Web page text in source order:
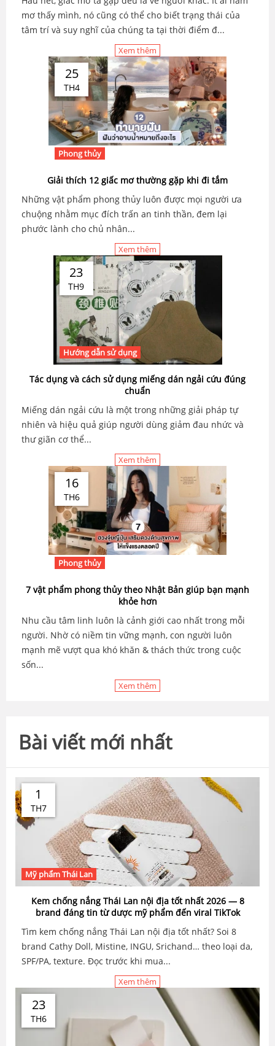
mơ thấy mình, nó cũng có thể cho biết trạng thái của
tâm trí và suy nghĩ của chúng ta tại thời điểm đ...
Xem thêm
25
TH4
Phong thủy
Giải thích 12 giấc mơ thường gặp khi đi tắm
Những vật phẩm phong thủy luôn được mọi người ưa
chuộng nhằm mục đích trấn an tinh thần, đem lại
phước lành cho chủ nhân...
Xem thêm
23
TH9
Hướng dẫn sử dụng
Tác dụng và cách sử dụng miếng dán ngải cứu đúng
chuẩn
Miếng dán ngải cứu là một trong những giải pháp tự
nhiên và hiệu quả giúp người dùng giảm đau nhức và
thư giãn cơ thể...
Xem thêm
16
TH6
Phong thủy
7 vật phẩm phong thủy theo Nhật Bản giúp bạn mạnh
khỏe hơn
Nhu cầu tâm linh luôn là cảnh giới cao nhất trong mỗi
người. Nhờ có niềm tin vững mạnh, con người luôn
mạnh mẽ vượt qua khó khăn & thách thức trong cuộc
sốn...
Xem thêm
Bài viết mới nhất
1
TH7
Mỹ phẩm Thái Lan
Kem chống nắng Thái Lan nội địa tốt nhất 2026 — 8
brand đáng tin từ dược mỹ phẩm đến viral TikTok
Tìm kem chống nắng Thái Lan nội địa tốt nhất? Soi 8
brand Cathy Doll, Mistine, INGU, Srichand… theo loại da,
SPF/PA, texture. Đọc trước khi mua...
Xem thêm
23
TH6